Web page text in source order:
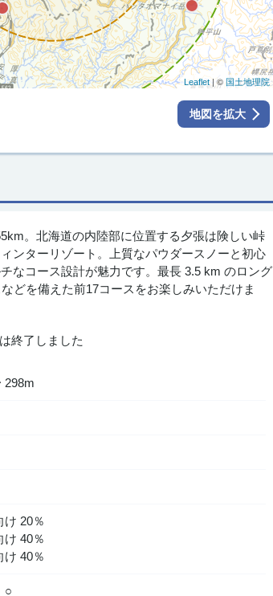
Leaflet| © 国土地理院
地図を拡大
。北海道の内陸部に位置する夕張は険しい峠
ンターリゾート。上質なパウダースノーと初心
なコース設計が魅力です。最長 3.5 km のロング
どを備えた前17コースをお楽しみいただけま
終了しました
298m
け 20％
け 40％
け 40％
○